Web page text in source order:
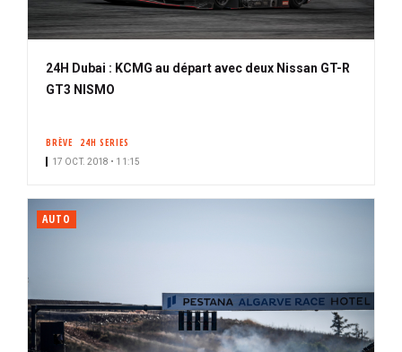
24H Dubai : KCMG au départ avec deux Nissan GT-R
GT3 NISMO
BRÈVE 24H SERIES
17 OCT. 2018 • 11:15
AUTO